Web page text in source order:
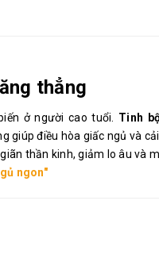
thẳng
ở người cao tuổi. Tinh
điều hòa giấc ngủ và
thần kinh, giảm lo âu và
ngon"